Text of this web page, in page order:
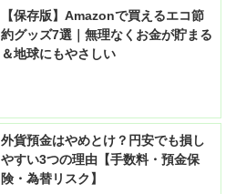
【保存版】Amazonで買えるエコ節
約グッズ7選｜無理なくお金が貯まる
＆地球にもやさしい
外貨預金はやめとけ？円安でも損し
やすい3つの理由【手数料・預金保
険・為替リスク】